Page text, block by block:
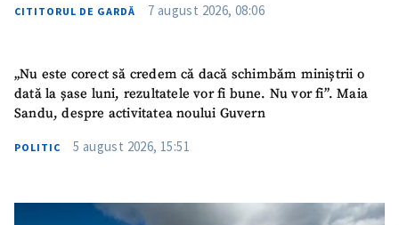
CITITORUL DE GARDĂ 7 august 2026, 08:06
„Nu este corect să credem că dacă schimbăm miniștrii o
dată la șase luni, rezultatele vor fi bune. Nu vor fi”. Maia
Sandu, despre activitatea noului Guvern
POLITIC 5 august 2026, 15:51